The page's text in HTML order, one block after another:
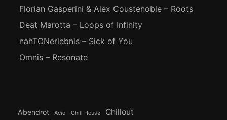
Florian Gasperini & Alex Coustenoble – Roots
Deat Marotta – Loops of Infinity
nahTONerlebnis – Sick of You
Omnis – Resonate
Abendrot Acid Chill House Chillout